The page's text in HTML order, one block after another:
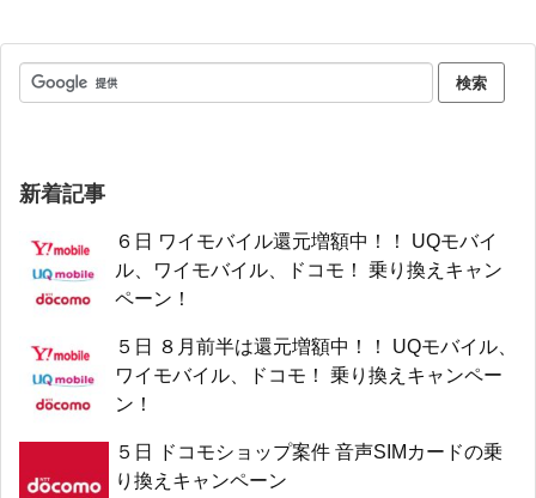
新着記事
６日 ワイモバイル還元増額中！！ UQモバイ
ル、ワイモバイル、ドコモ！ 乗り換えキャン
ペーン！
５日 ８月前半は還元増額中！！ UQモバイル、
ワイモバイル、ドコモ！ 乗り換えキャンペー
ン！
５日 ドコモショップ案件 音声SIMカードの乗
り換えキャンペーン